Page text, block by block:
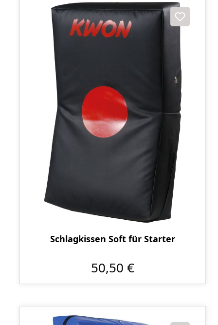
Schlagkissen Soft für Starter
50,50 €